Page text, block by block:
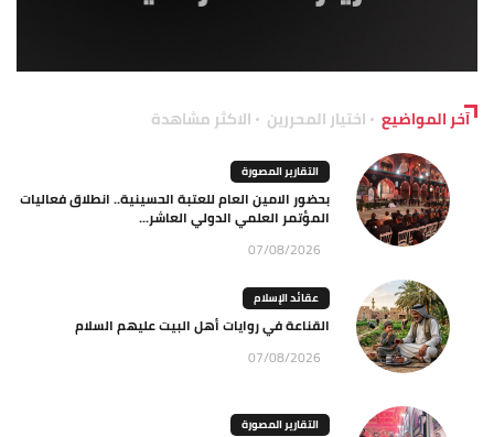
آخر المواضيع اختيار المحررين الاكثر مشاهدة
التقارير المصورة
بحضور الامين العام للعتبة الحسينية.. انطلاق فعاليات
المؤتمر العلمي الدولي العاشر...
07/08/2026
عقائد الإسلام
القناعة في روايات أهل البيت عليهم السلام
07/08/2026
التقارير المصورة